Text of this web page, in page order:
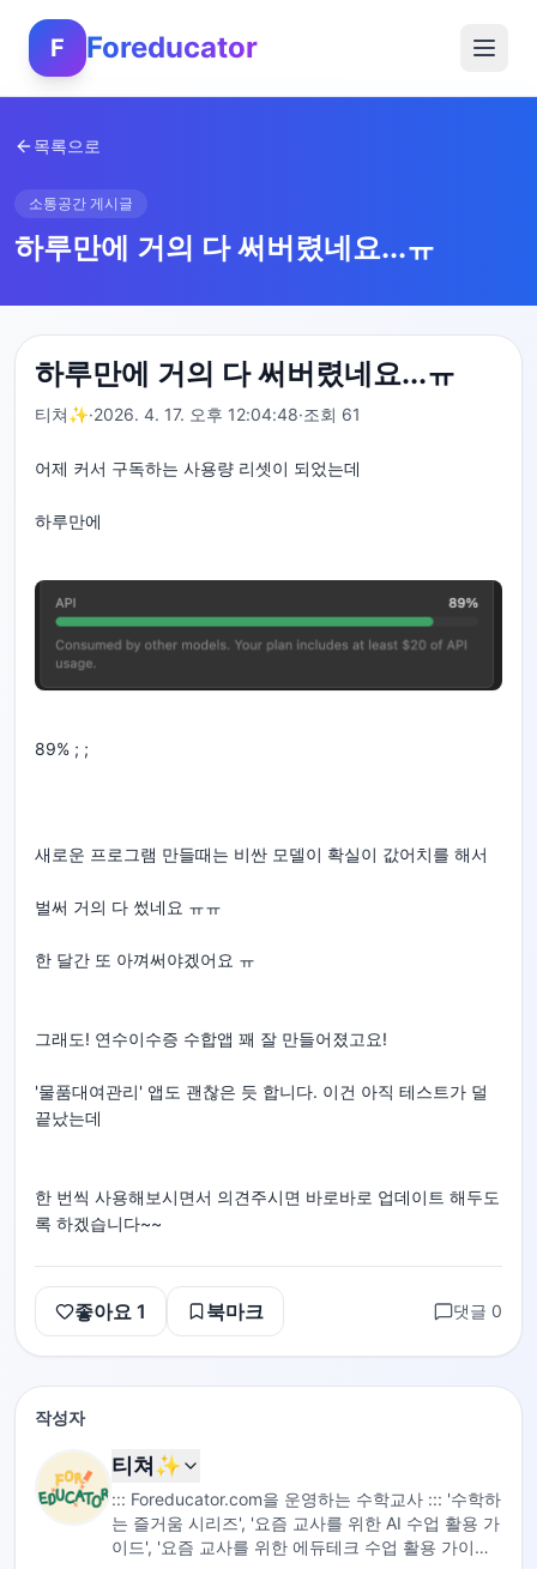
F Foreducator
목록으로
소통공간 게시글
하루만에 거의 다 써버렸네요...ㅠ
하루만에 거의 다 써버렸네요...ㅠ
티쳐✨·2026. 4. 17. 오후 12:04:48·조회 61
어제 커서 구독하는 사용량 리셋이 되었는데
하루만에
89% ; ;
새로운 프로그램 만들때는 비싼 모델이 확실이 값어치를 해서
벌써 거의 다 썼네요 ㅠㅠ
한 달간 또 아껴써야겠어요 ㅠ
그래도! 연수이수증 수합앱 꽤 잘 만들어졌고요!
'물품대여관리' 앱도 괜찮은 듯 합니다. 이건 아직 테스트가 덜
끝났는데
한 번씩 사용해보시면서 의견주시면 바로바로 업데이트 해두도
록 하겠습니다~~
좋아요 1 북마크 댓글 0
작성자
티쳐✨
::: Foreducator.com을 운영하는 수학교사 ::: '수학하
는 즐거움 시리즈', '요즘 교사를 위한 AI 수업 활용 가
이드', '요즘 교사를 위한 에듀테크 수업 활용 가이드',